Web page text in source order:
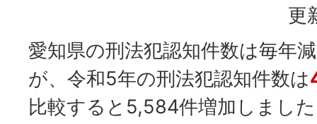
更
愛知県の刑法犯認知件数は毎年
が、令和5年の刑法犯認知件数は
比較すると5,584件増加しまし